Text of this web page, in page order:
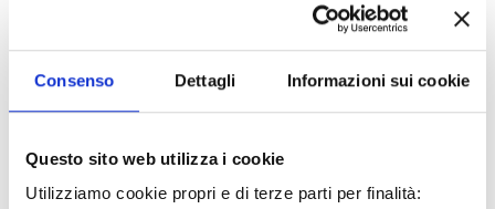
Consenso Dettagli Informazioni sui cookie
Questo sito web utilizza i cookie
Utilizziamo cookie propri e di terze parti per finalità: